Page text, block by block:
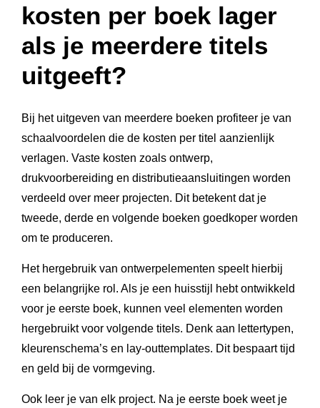
kosten per boek lager
als je meerdere titels
uitgeeft?
Bij het uitgeven van meerdere boeken profiteer je van
schaalvoordelen die de kosten per titel aanzienlijk
verlagen. Vaste kosten zoals ontwerp,
drukvoorbereiding en distributieaansluitingen worden
verdeeld over meer projecten. Dit betekent dat je
tweede, derde en volgende boeken goedkoper worden
om te produceren.
Het hergebruik van ontwerpelementen speelt hierbij
een belangrijke rol. Als je een huisstijl hebt ontwikkeld
voor je eerste boek, kunnen veel elementen worden
hergebruikt voor volgende titels. Denk aan lettertypen,
kleurenschema’s en lay-outtemplates. Dit bespaart tijd
en geld bij de vormgeving.
Ook leer je van elk project. Na je eerste boek weet je